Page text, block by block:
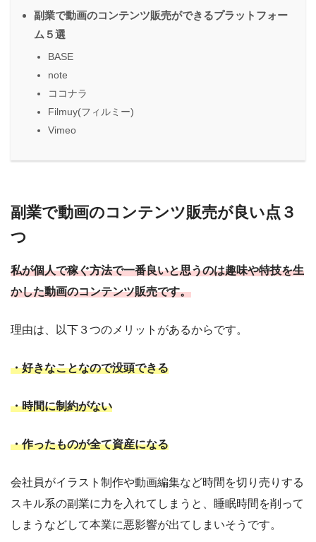
副業で動画のコンテンツ販売ができるプラットフォー
ム５選
BASE
note
ココナラ
Filmuy(フィルミー)
Vimeo
副業で動画のコンテンツ販売が良い点３
つ
私が個人で稼ぐ方法で一番良いと思うのは趣味や特技を生
かした動画のコンテンツ販売です。
理由は、以下３つのメリットがあるからです。
・好きなことなので没頭できる
・時間に制約がない
・作ったものが全て資産になる
会社員がイラスト制作や動画編集など時間を切り売りする
スキル系の副業に力を入れてしまうと、睡眠時間を削って
しまうなどして本業に悪影響が出てしまいそうです。